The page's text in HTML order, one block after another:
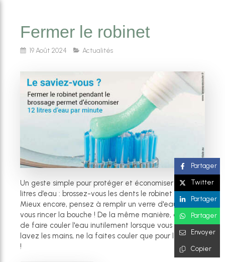
Fermer le robinet
19 Août 2024 Actualités
Un geste simple pour protéger et économiser des
litres d’eau : brossez-vous les dents le robinet fermé.
Mieux encore, pensez à remplir un verre d'eau pour
vous rincer la bouche ! De la même manière, évitez
de faire couler l'eau inutilement lorsque vous vous
lavez les mains, ne la faites couler que pour les rincer
!
Partager
Twitter
Partager
Partager
Envoyer
Copier